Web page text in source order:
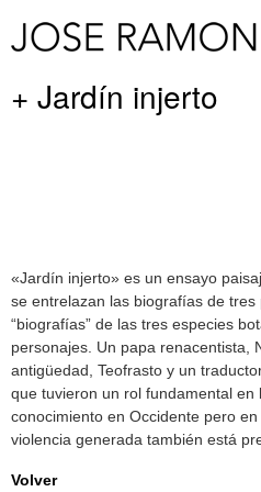
+ Jardín injerto
«Jardín injerto» es un ensayo
se entrelazan las biografías de
“biografías” de las tres especies
personajes. Un papa renacentista,
antigüedad, Teofrasto y un
que tuvieron un rol fundamental en
conocimiento en Occidente pero
violencia generada también está
Volver